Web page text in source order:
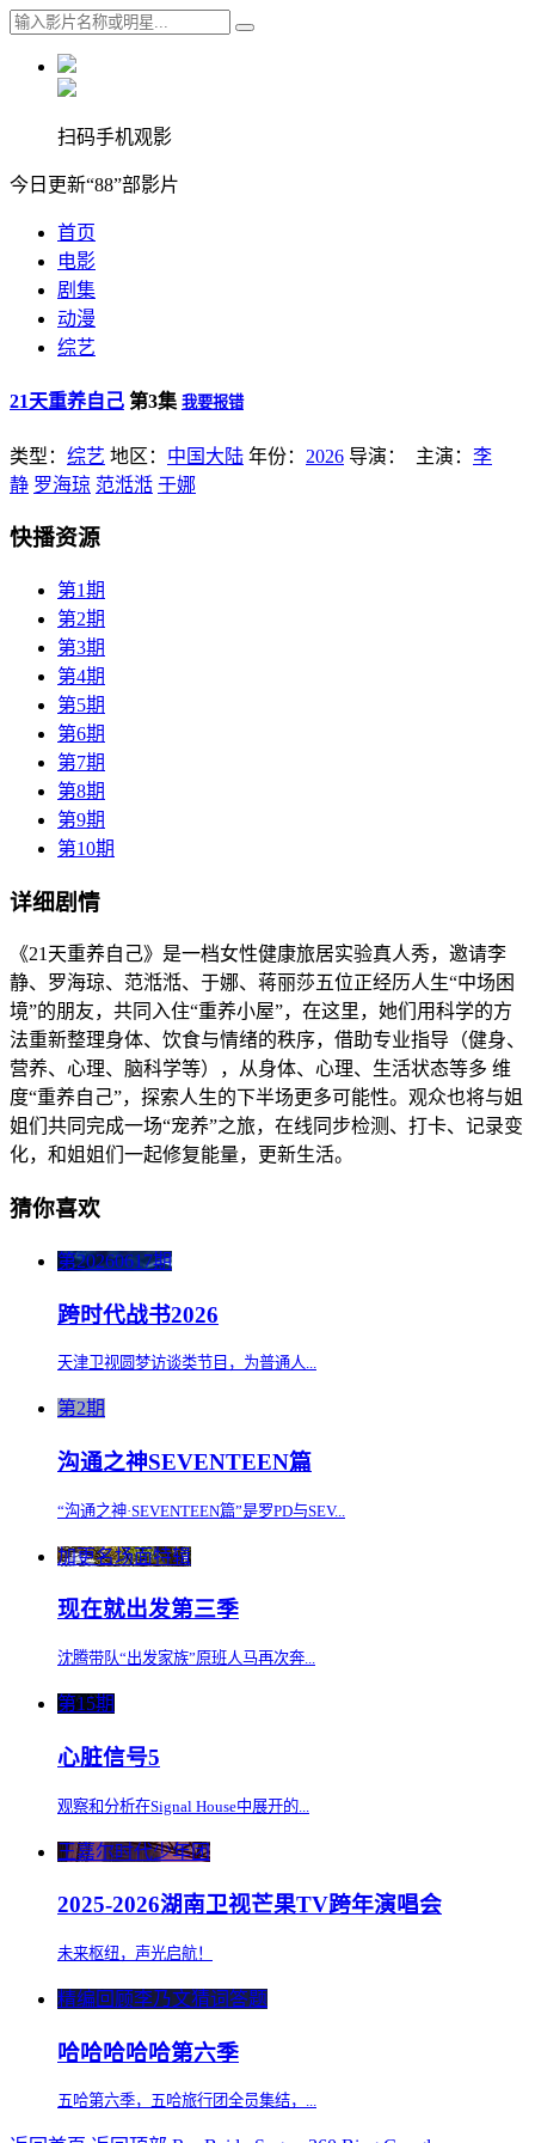
扫码手机观影
今日更新“88”部影片
首页
电影
剧集
动漫
综艺
21天重养自己 第3集 我要报错
类型： 综艺 地区： 中国大陆 年份： 2026 导演： 主演： 李
静 罗海琼 范湉湉 于娜
快播资源
第1期
第2期
第3期
第4期
第5期
第6期
第7期
第8期
第9期
第10期
详细剧情
《21天重养自己》是一档女性健康旅居实验真人秀，邀请李
静、罗海琼、范湉湉、于娜、蒋丽莎五位正经历人生“中场困
境”的朋友，共同入住“重养小屋”，在这里，她们用科学的方
法重新整理身体、饮食与情绪的秩序，借助专业指导（健身、
营养、心理、脑科学等），从身体、心理、生活状态等多 维
度“重养自己”，探索人生的下半场更多可能性。观众也将与姐
姐们共同完成一场“宠养”之旅，在线同步检测、打卡、记录变
化，和姐姐们一起修复能量，更新生活。
猜你喜欢
第20260617期
跨时代战书2026
天津卫视圆梦访谈类节目，为普通人...
第2期
沟通之神SEVENTEEN篇
“沟通之神·SEVENTEEN篇”是罗PD与SEV...
加更名场面特辑
现在就出发第三季
沈腾带队“出发家族”原班人马再次奔...
第15期
心脏信号5
观察和分析在Signal House中展开的...
王嘉尔时代少年团
2025-2026湖南卫视芒果TV跨年演唱会
未来枢纽，声光启航！
精编回顾李乃文猜词答题
哈哈哈哈哈第六季
五哈第六季，五哈旅行团全员集结，...